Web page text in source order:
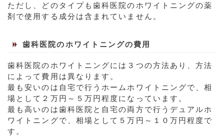
ただし、どのタイプも歯科医院のホワイトニングの薬
剤で使用する成分は含まれていません。
歯科医院のホワイトニングの費用
歯科医院のホワイトニングには３つの方法あり、方法
によって費用は異なります。
最も安いのは自宅で行うホームホワイトニングで、相
場として２万円～５万円程度になっています。
最も高いのは歯科医院と自宅の両方で行うデュアルホ
ワイトニングで、相場として５万円～１０万円程度で
す。